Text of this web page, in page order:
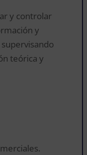
y controlar
y
teórica y